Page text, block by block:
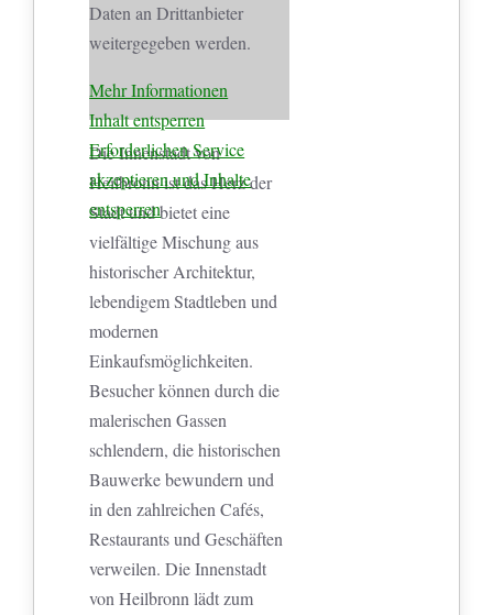
Daten an Drittanbieter
weitergegeben werden.
Mehr Informationen
Inhalt entsperren
Erforderlichen Service
akzeptieren und Inhalte
entsperren
Die Innenstadt von
Heilbronn ist das Herz der
Stadt und bietet eine
vielfältige Mischung aus
historischer Architektur,
lebendigem Stadtleben und
modernen
Einkaufsmöglichkeiten.
Besucher können durch die
malerischen Gassen
schlendern, die historischen
Bauwerke bewundern und
in den zahlreichen Cafés,
Restaurants und Geschäften
verweilen. Die Innenstadt
von Heilbronn lädt zum